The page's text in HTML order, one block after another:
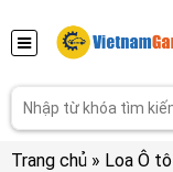
Trang chủ » Loa Ô